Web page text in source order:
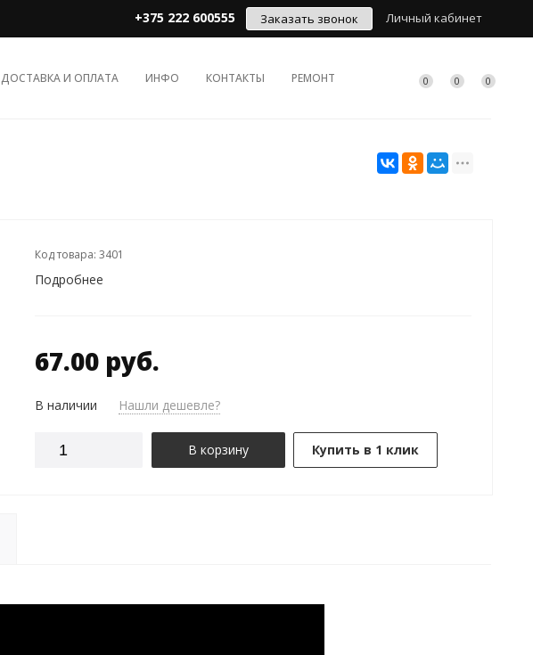
Личный кабинет
Заказать звонок
+375 222 600555
ДОСТАВКА И ОПЛАТА ИНФО КОНТАКТЫ РЕМОНТ 0 0 0
Код товара: 3401
Подробнее
67.00 руб.
В наличии Нашли дешевле?
В корзину Купить в 1 клик